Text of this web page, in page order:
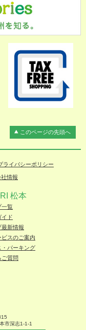
このページの先頭へ
ライバシーポリシー
情報
松本
一覧
イド
最新情報
ビスのご案内
・パーキング
ご質問
市深志1-1-1